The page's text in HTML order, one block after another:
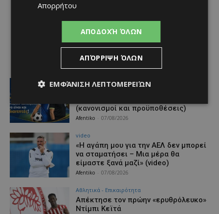
ΑΕΛ
(κανονισμοί και προϋποθέσεις)
Afentiko 07/08/2026
video
«Η αγάπη μου για την ΑΕΛ δεν μπορεί
να σταματήσει – Μια μέρα θα
είμαστε ξανά μαζί» (video)
Afentiko 07/08/2026
Αθλητικά - Επικαιρότητα
Απέκτησε τον πρώην «ερυθρόλευκο»
Ντίμπι Κεϊτά
Απορρήτου
ΑΠΟΔΟΧΉ ΌΛΩΝ
ΑΠΌΡΡΙΨΗ ΌΛΩΝ
ΕΜΦΆΝΙΣΗ ΛΕΠΤΟΜΕΡΕΙΏΝ